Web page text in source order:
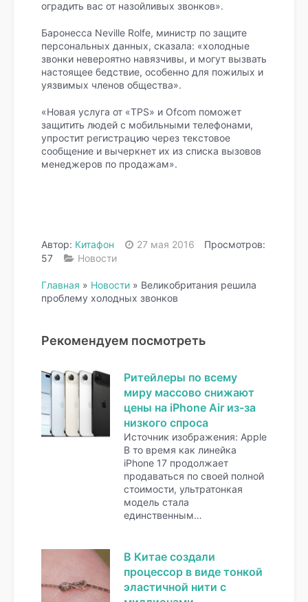
оградить вас от назойливых звонков».
Баронесса Neville Rolfe, министр по защите
персональных данных, сказала: «холодные
звонки невероятно навязчивы, и могут вызвать
настоящее бедствие, особенно для пожилых и
уязвимых членов общества».
«Новая услуга от «TPS» и Ofcom поможет
защитить людей с мобильными телефонами,
упростит регистрацию через текстовое
сообщение и вычеркнет их из списка вызовов
менеджеров по продажам».
Автор: Китафон 27 мая 2016
Просмотров:
57
Новости
Главная » Новости » Великобритания решила
проблему холодных звонков
Рекомендуем посмотреть
Ритейлеры по всему
миру массово снижают
цены на iPhone Air из-за
низкого спроса
Источник изображения: Apple
В то время как линейка
iPhone 17 продолжает
продаваться по своей полной
стоимости, ультратонкая
модель стала
единственным…
В Китае создали
процессор в виде тонкой
эластичной нити с